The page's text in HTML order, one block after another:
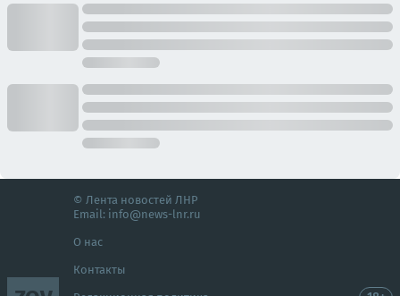
© Лента новостей ЛНР
Email: info@news-lnr.ru
О нас
Контакты